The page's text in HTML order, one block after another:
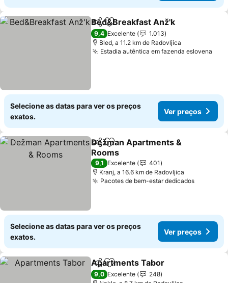
PartilharAdicionar aos favoritos
Bed&Breakfast Anž'k
9,4 Excelente
1.013
Bled, a 11.2 km de Radovljica
Estadia autêntica em fazenda eslovena
Selecione as datas para ver os preços
exatos.
Ver preços
PartilharAdicionar aos favoritos
Dežman Apartments &
Rooms
9,1 Excelente
401
Kranj, a 16.6 km de Radovljica
Pacotes de bem-estar dedicados
Selecione as datas para ver os preços
exatos.
Ver preços
PartilharAdicionar aos favoritos
Apartments Tabor
9,0 Excelente
248